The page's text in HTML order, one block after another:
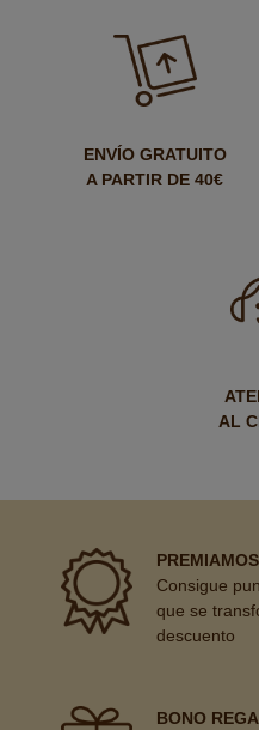
ENVÍO GRATUITO
A PARTIR DE 40€
AL
Consigue
que se
descuento
BONO